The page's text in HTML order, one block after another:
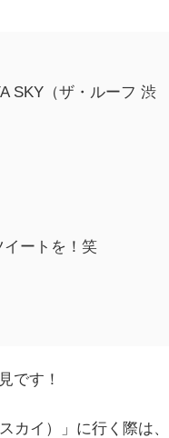
SKY（ザ・ルーフ 渋
イートを！笑
です！
カイ）」に行く際は、